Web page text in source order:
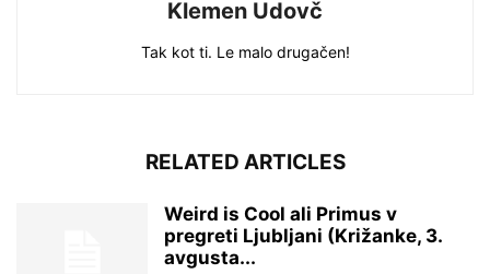
Klemen Udovč
Tak kot ti. Le malo drugačen!
RELATED ARTICLES
Weird is Cool ali Primus v
pregreti Ljubljani (Križanke, 3.
avgusta...